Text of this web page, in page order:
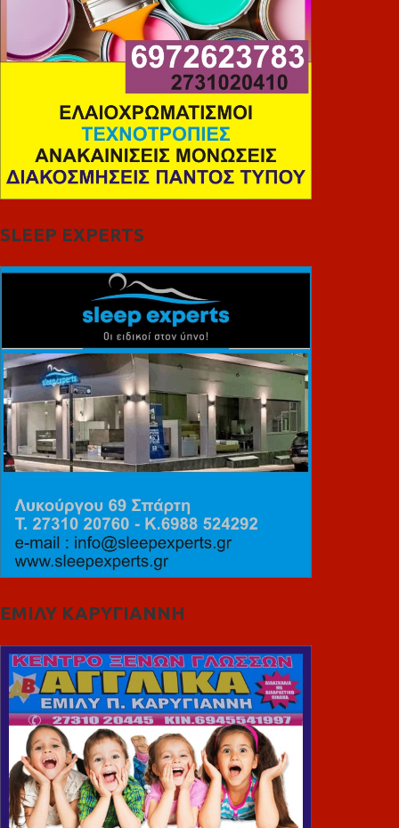
SLEEP EXPERTS
ΕΜΙΛΥ ΚΑΡΥΓΙΑΝΝΗ